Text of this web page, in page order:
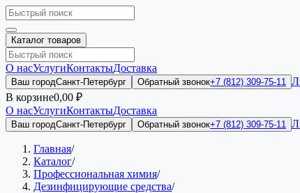
Каталог товаров
О насУслугиКонтактыДоставка
Ваш городСанкт-Петербург Обратный звонок+7 (812) 309-75-11
В корзине0,00 ₽
О насУслугиКонтактыДоставка
Ваш городСанкт-Петербург Обратный звонок+7 (812) 309-75-11
Главная/
Каталог/
Профессиональная химия/
Дезинфицирующие средства/